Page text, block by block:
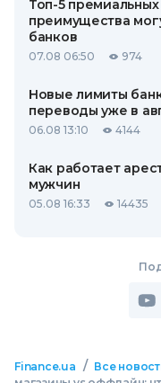
Топ-5
преимущества
банков
07.08 06:50 974
Новые лимиты
переводы уже в
06.08 13:10 4144
Как работает
мужчин
05.08 16:33 14435
Finance.ua / Все